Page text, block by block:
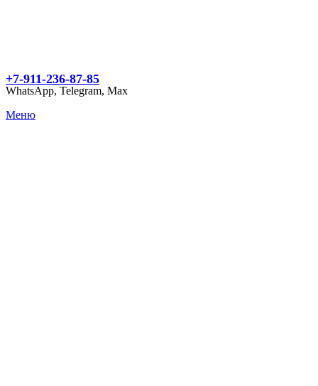
+7-911-236-87-85
WhatsApp, Telegram, Max
Меню